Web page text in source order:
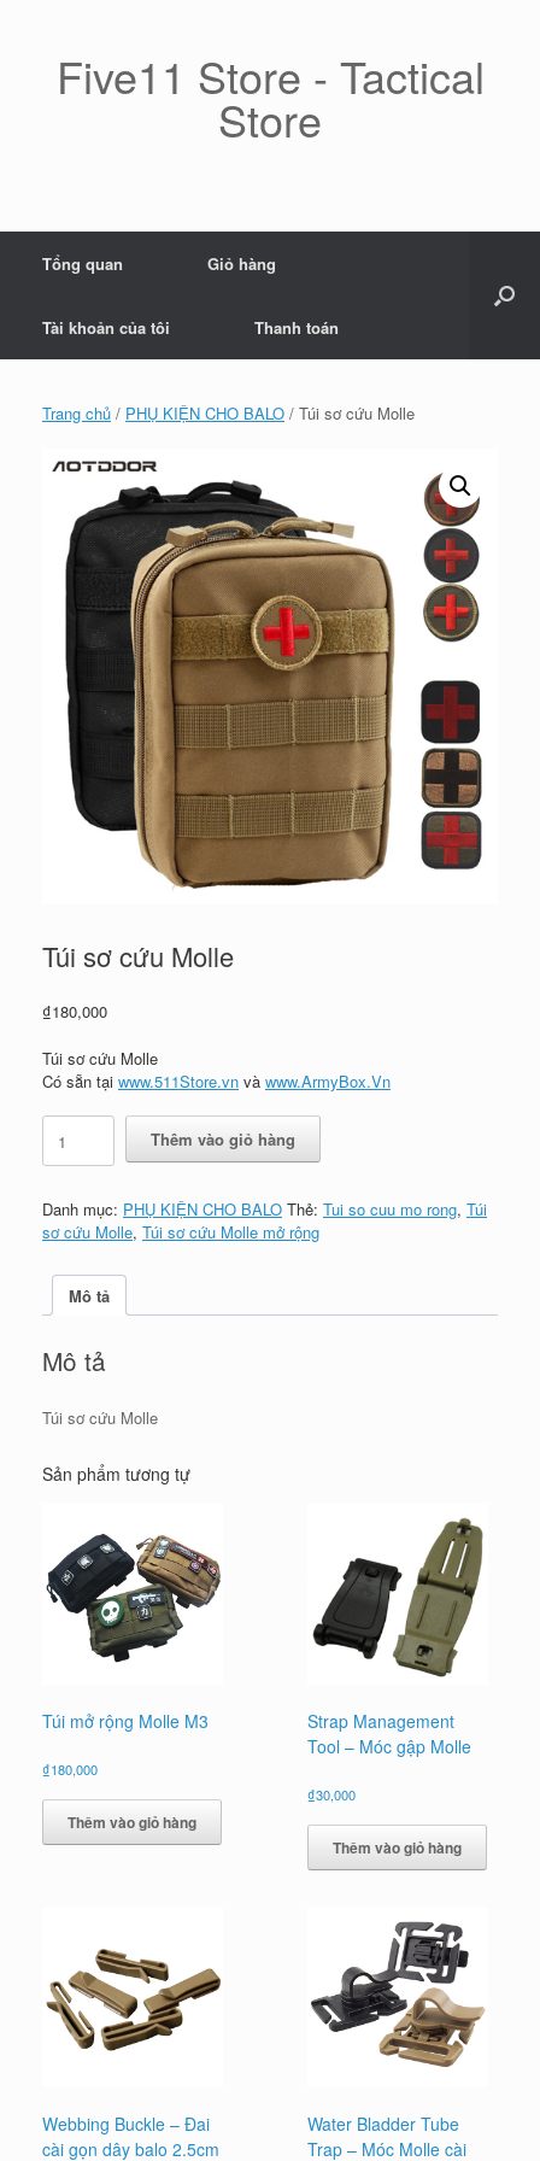
Five11 Store - Tactical
Store
Tổng quan Giỏ hàng
Tài khoản của tôi Thanh toán
Trang chủ / PHỤ KIỆN CHO BALO / Túi sơ cứu Molle
Túi sơ cứu Molle
₫180,000
Túi sơ cứu Molle
Có sẵn tại www.511Store.vn và www.ArmyBox.Vn
Túi
cứu
số
lượng
Thêm vào giỏ hàng
Danh mục: PHỤ KIỆN CHO BALO Thẻ: Tui so cuu mo rong, Túi
sơ cứu Molle, Túi sơ cứu Molle mở rộng
Mô tả
Mô tả
Túi sơ cứu Molle
Sản phẩm tương tự
Túi mở rộng Molle M3
₫180,000
Thêm vào giỏ hàng
Strap Management
Tool – Móc gập Molle
₫30,000
Thêm vào giỏ hàng
Webbing Buckle – Đai
cài gọn dây balo 2.5cm
Water Bladder Tube
Trap – Móc Molle cài